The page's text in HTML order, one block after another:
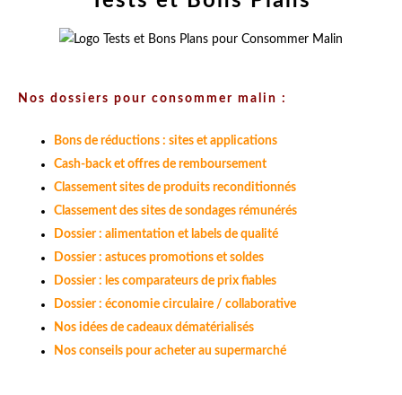
Nos dossiers pour consommer malin :
Bons de réductions : sites et applications
Cash-back et offres de remboursement
Classement sites de produits reconditionnés
Classement des sites de sondages rémunérés
Dossier : alimentation et labels de qualité
Dossier : astuces promotions et soldes
Dossier : les comparateurs de prix fiables
Dossier : économie circulaire / collaborative
Nos idées de cadeaux dématérialisés
Nos conseils pour acheter au supermarché